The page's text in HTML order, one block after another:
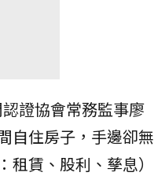
證協會常務監事廖
自住房子，手邊卻無
賃、股利、孳息）